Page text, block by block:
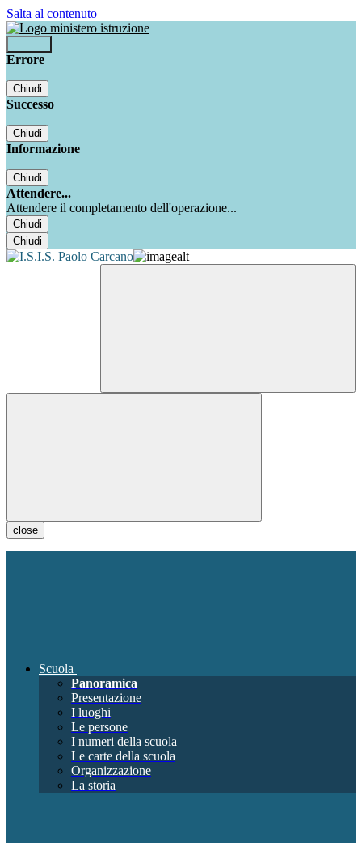
Salta al contenuto
Errore
Chiudi
Successo
Chiudi
Informazione
Chiudi
Attendere...
Attendere il completamento dell'operazione...
Chiudi
Chiudi
close
Scuola
Panoramica
Presentazione
I luoghi
Le persone
I numeri della scuola
Le carte della scuola
Organizzazione
La storia